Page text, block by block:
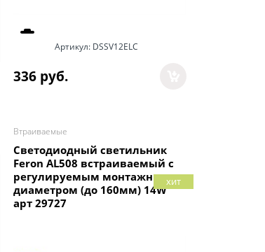
Артикул: DSSV12ELC
336 руб.
Втраиваемые
Светодиодный светильник
Feron AL508 встраиваемый с
регулируемым монтажным
диаметром (до 160мм) 14W
арт 29727
хит